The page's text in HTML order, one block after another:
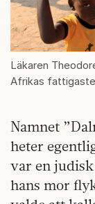
Läkaren
Afrikas fattigaste
Namnet
heter
var en
hans mor